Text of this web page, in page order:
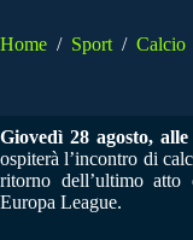
Home / Sport / Calcio
Giovedì 28 agosto,
ospiterà l’incontro di
ritorno dell’ultimo atto
Europa League.